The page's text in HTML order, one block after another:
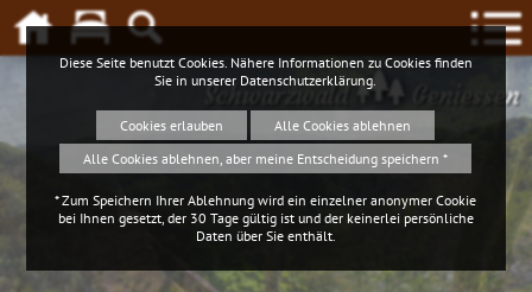
Schwarzwald Geniessen
Diese Seite benutzt Cookies. Nähere Informationen zu Cookies finden
Sie in unserer Datenschutzerklärung
Cookies erlauben
Alle Cookies ablehnen
Alle Cookies ablehnen, aber meine Entscheidung speichern *
* Zum Speichern Ihrer Ablehnung wird ein einzelner anonymer Cookie
bei Ihnen gesetzt, der 30 Tage gültig ist und der keinerlei persönliche
Daten über Sie enthält.